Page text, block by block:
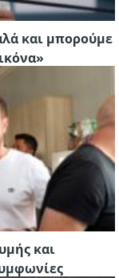
και μπορούμε
και